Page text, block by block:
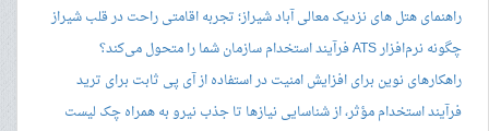
راهنمای هتل های نزدیک معالی آباد شیراز؛ تجربه اقامتی راحت در قلب شیراز
چگونه نرم‌افزار ATS فرآیند استخدام سازمان شما را متحول می‌کند؟
راهکارهای نوین برای افزایش امنیت در استفاده از آی پی ثابت برای ترید
فرآیند استخدام مؤثر، از شناسایی نیازها تا جذب نیرو به همراه چک لیست